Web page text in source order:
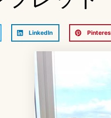
LinkedIn